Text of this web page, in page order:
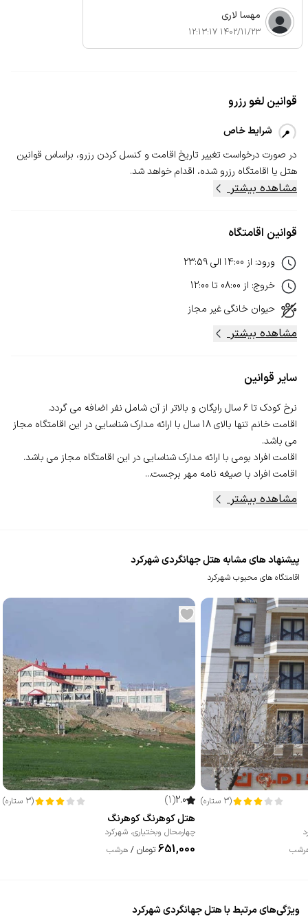
مهسا لاری
1402/11/23 12:13:17
قوانین لغو رزرو
شرایط خاص
در صورت درخواست تغییر تاریخ اقامت و کنسل‌ کردن رزرو، بر‌اساس قوانین
هتل یا اقامتگاه رزرو شده، اقدام خواهد شد.
مشاهده بیشتر
قوانین اقامتگاه
ورود: از 14:00 الی23:59
خروج: از 08:00 تا 12:00
حیوان خانگیغیر مجاز
مشاهده بیشتر
سایر قوانین
اقامت خانم تنها بالای 18 سال با ارائه مدارک شناسایی در این اقامتگاه مجاز
اقامت افراد با صیغه نامه مهر برجست...
مشاهده بیشتر
پیشنهاد های مشابه هتل جهانگردی شهرکرد
اقامتگاه های محبوب شهرکرد
(
3 ستاره)
2.0
(
1
)
(
3 ستاره)
هتل کوهرنگ کوهرنگ
چهارمحال وبختیاری، شهرکرد
651,000 تومان / هرشب
ویژگی‌های مرتبط با هتل جهانگردی شهرکرد